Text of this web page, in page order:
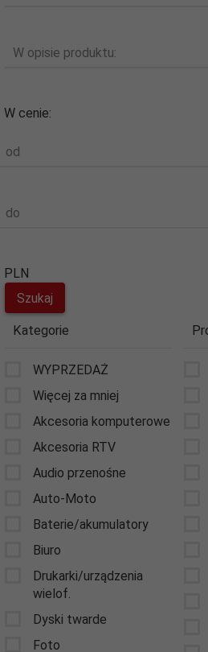
W opisie produktu:
W cenie:
od
do
PLN
Kategorie
WYPRZEDAŻ
Więcej za mniej
Akcesoria komputerowe
Akcesoria RTV
Audio przenośne
Auto-Moto
Baterie/akumulatory
Biuro
Drukarki/urządzenia
wielof.
Dyski twarde
Foto